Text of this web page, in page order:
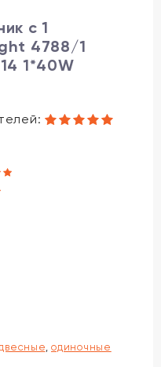
с 1
4788/1
1*40W
одиночные